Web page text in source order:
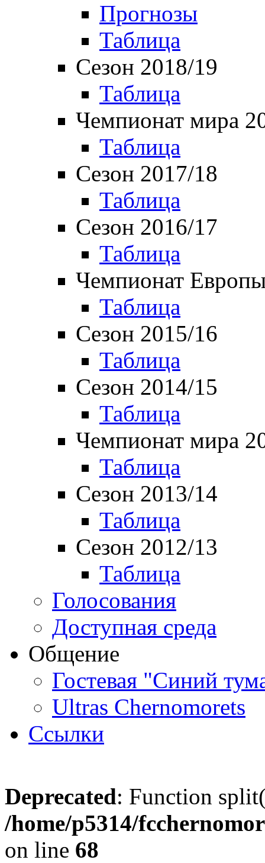
Прогнозы
Таблица
Сезон 2018/19
Таблица
Чемпионат мира
Таблица
Сезон 2017/18
Таблица
Сезон 2016/17
Таблица
Чемпионат
Таблица
Сезон 2015/16
Таблица
Сезон 2014/15
Таблица
Чемпионат мира
Таблица
Сезон 2013/14
Таблица
Сезон 2012/13
Таблица
Голосования
Доступная среда
Общение
Гостевая "Синий
Ultras Chernomorets
Ссылки
Deprecated: Function
/home/p5314/
on line 68